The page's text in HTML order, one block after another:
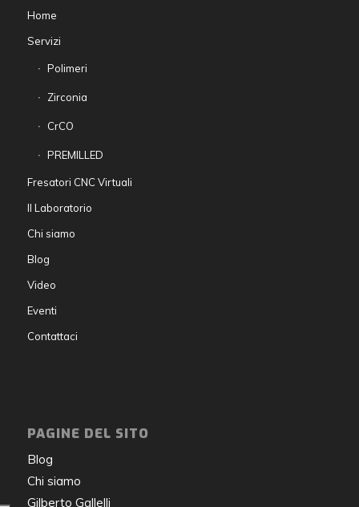
Home
Servizi
Polimeri
Zirconia
CrCO
PREMILLED
Fresatori CNC Virtuali
Il Laboratorio
Chi siamo
Blog
Video
Eventi
Contattaci
PAGINE DEL SITO
Blog
Chi siamo
Gilberto Gallelli